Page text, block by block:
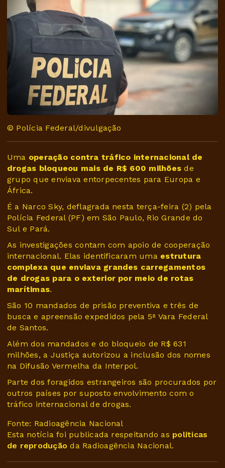
© Polícia Federal/divulgação
Uma operação contra tráfico internacional de
drogas bloqueou mais de R$ 600 milhões de
grupo que enviava entorpecentes para Europa e
África.
É a Narco Sky, deflagrada nesta terça-feira (2) pela
Polícia Federal (PF) em São Paulo, Rio Grande do
Sul e Pará.
As investigações contam com apoio de cooperação
internacional. Elas identificaram uma estrutura
complexa que enviava grandes carregamentos
de drogas para o exterior por meio de rotas
marítimas.
São 10 mandados de prisão preventiva e três de
busca e apreensão expedidos pela 5ª Vara Federal
de Santos.
Além dos mandados e do bloqueio de R$ 631
milhões, a Justiça autorizou a inclusão dos nomes
na Difusão Vermelha da Interpol.
Parte dos foragidos estrangeiros são procurados por
outros países por suposto envolvimento com o
tráfico internacional de drogas.
Fonte: Radioagência Nacional
Esta notícia foi publicada respeitando as políticas
de reprodução da Radioagência Nacional.